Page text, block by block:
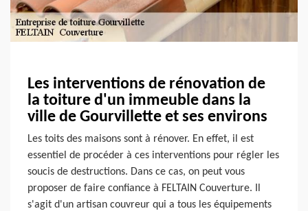
Les interventions de rénovation de
la toiture d'un immeuble dans la
ville de Gourvillette et ses environs
Les toits des maisons sont à rénover. En effet, il est
essentiel de procéder à ces interventions pour régler les
soucis de destructions. Dans ce cas, on peut vous
proposer de faire confiance à FELTAIN Couverture. Il
s'agit d'un artisan couvreur qui a tous les équipements